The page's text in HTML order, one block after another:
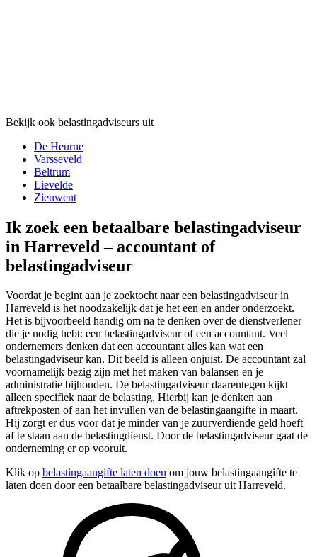
Bekijk ook belastingadviseurs uit
De Heurne
Varsseveld
Beltrum
Lievelde
Zieuwent
Ik zoek een betaalbare belastingadviseur
in Harreveld – accountant of
belastingadviseur
Voordat je begint aan je zoektocht naar een belastingadviseur in
Harreveld is het noodzakelijk dat je het een en ander onderzoekt.
Het is bijvoorbeeld handig om na te denken over de dienstverlener
die je nodig hebt: een belastingadviseur of een accountant. Veel
ondernemers denken dat een accountant alles kan wat een
belastingadviseur kan. Dit beeld is alleen onjuist. De accountant zal
voornamelijk bezig zijn met het maken van balansen en je
administratie bijhouden. De belastingadviseur daarentegen kijkt
alleen specifiek naar de belasting. Hierbij kan je denken aan
aftrekposten of aan het invullen van de belastingaangifte in maart.
Hij zorgt er dus voor dat je minder van je zuurverdiende geld hoeft
af te staan aan de belastingdienst. Door de belastingadviseur gaat de
onderneming er op vooruit.
Klik op belastingaangifte laten doen om jouw belastingaangifte te
laten doen door een betaalbare belastingadviseur uit Harreveld.